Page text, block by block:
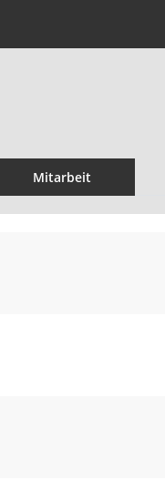
Mitarbeit